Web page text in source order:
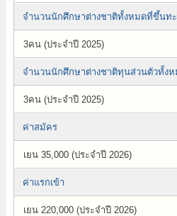
จำนวนนักศึกษาต่างชาติทั้งหมดที่ขึ้นทะ
3คน (ประจำปี 2025)
จำนวนนักศึกษาต่างชาติทุนส่วนตัวทั้ง
3คน (ประจำปี 2025)
ค่าสมัคร
เยน 35,000 (ประจำปี 2026)
ค่าแรกเข้า
เยน 220,000 (ประจำปี 2026)